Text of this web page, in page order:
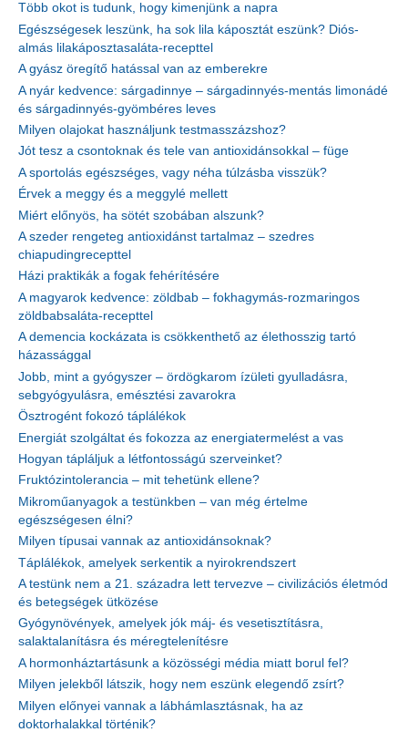
Több okot is tudunk, hogy kimenjünk a napra
Egészségesek leszünk, ha sok lila káposztát eszünk? Diós-
almás lilakáposztasaláta-recepttel
A gyász öregítő hatással van az emberekre
A nyár kedvence: sárgadinnye – sárgadinnyés-mentás limonádé
és sárgadinnyés-gyömbéres leves
Milyen olajokat használjunk testmasszázshoz?
Jót tesz a csontoknak és tele van antioxidánsokkal – füge
A sportolás egészséges, vagy néha túlzásba visszük?
Érvek a meggy és a meggylé mellett
Miért előnyös, ha sötét szobában alszunk?
A szeder rengeteg antioxidánst tartalmaz – szedres
chiapudingrecepttel
Házi praktikák a fogak fehérítésére
A magyarok kedvence: zöldbab – fokhagymás-rozmaringos
zöldbabsaláta-recepttel
A demencia kockázata is csökkenthető az élethosszig tartó
házassággal
Jobb, mint a gyógyszer – ördögkarom ízületi gyulladásra,
sebgyógyulásra, emésztési zavarokra
Ösztrogént fokozó táplálékok
Energiát szolgáltat és fokozza az energiatermelést a vas
Hogyan tápláljuk a létfontosságú szerveinket?
Fruktózintolerancia – mit tehetünk ellene?
Mikroműanyagok a testünkben – van még értelme
egészségesen élni?
Milyen típusai vannak az antioxidánsoknak?
Táplálékok, amelyek serkentik a nyirokrendszert
A testünk nem a 21. századra lett tervezve – civilizációs életmód
és betegségek ütközése
Gyógynövények, amelyek jók máj- és vesetisztításra,
salaktalanításra és méregtelenítésre
A hormonháztartásunk a közösségi média miatt borul fel?
Milyen jelekből látszik, hogy nem eszünk elegendő zsírt?
Milyen előnyei vannak a lábhámlasztásnak, ha az
doktorhalakkal történik?